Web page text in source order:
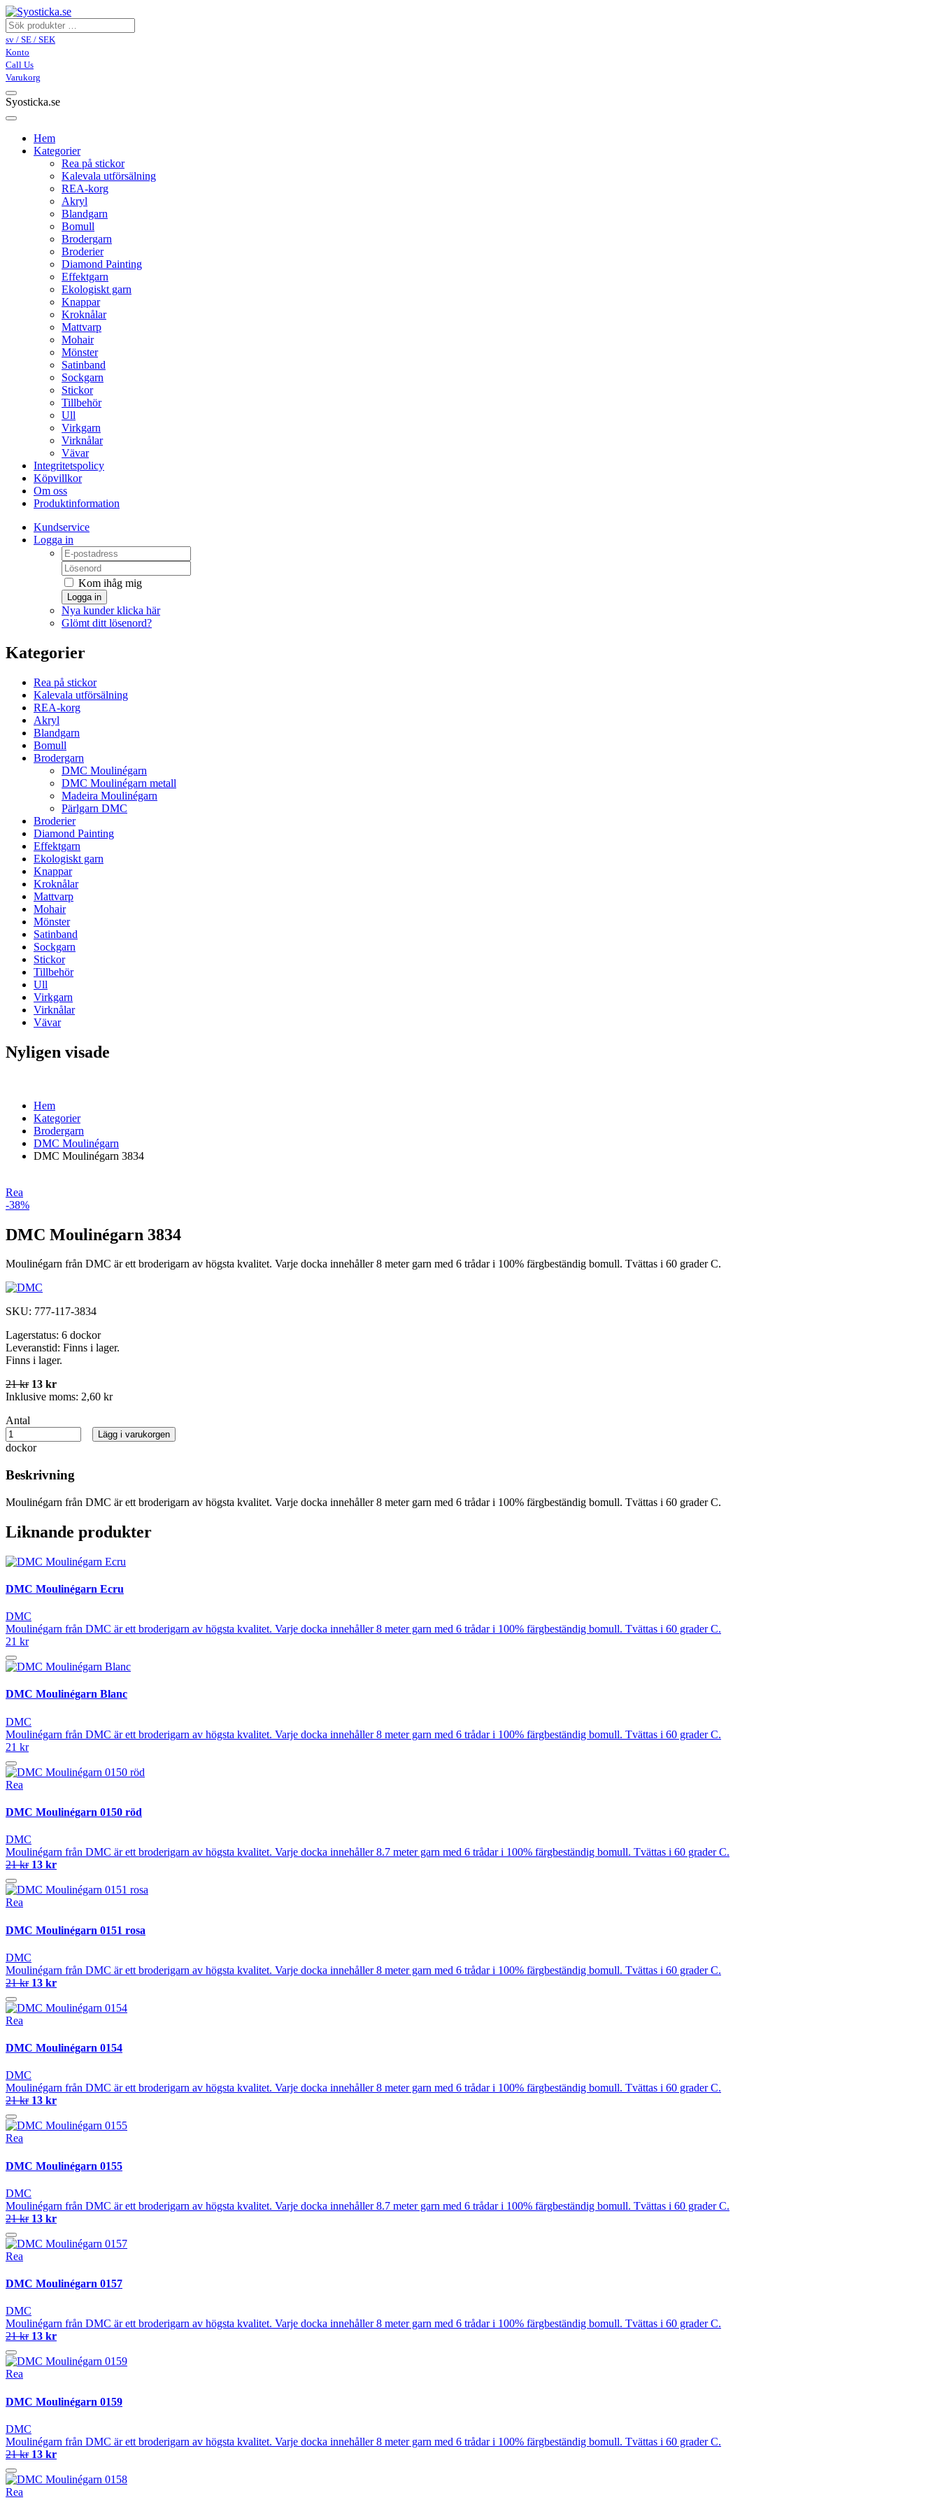
sv / SE / SEK
Konto
Call Us
Varukorg
Syosticka.se
Hem
Kategorier
Rea på stickor
Kalevala utförsälning
REA-korg
Akryl
Blandgarn
Bomull
Brodergarn
Broderier
Diamond Painting
Effektgarn
Ekologiskt garn
Knappar
Kroknålar
Mattvarp
Mohair
Mönster
Satinband
Sockgarn
Stickor
Tillbehör
Ull
Virkgarn
Virknålar
Vävar
Integritetspolicy
Köpvillkor
Om oss
Produktinformation
Kundservice
Logga in
Kom ihåg mig
Logga in
Nya kunder klicka här
Glömt ditt lösenord?
Kategorier
Rea på stickor
Kalevala utförsälning
REA-korg
Akryl
Blandgarn
Bomull
Brodergarn
DMC Moulinégarn
DMC Moulinégarn metall
Madeira Moulinégarn
Pärlgarn DMC
Broderier
Diamond Painting
Effektgarn
Ekologiskt garn
Knappar
Kroknålar
Mattvarp
Mohair
Mönster
Satinband
Sockgarn
Stickor
Tillbehör
Ull
Virkgarn
Virknålar
Vävar
Nyligen visade
Hem
Kategorier
Brodergarn
DMC Moulinégarn
DMC Moulinégarn 3834
Rea
-38%
DMC Moulinégarn 3834
Moulinégarn från DMC är ett broderigarn av högsta kvalitet. Varje docka innehåller 8 meter garn med 6 trådar i 100% färgbeständig bomull. Tvättas i 60 grader C.
SKU: 777-117-3834
Lagerstatus: 6 dockor
Leveranstid: Finns i lager.
Finns i lager.
21 kr 13 kr
Inklusive moms: 2,60 kr
Antal
dockor
Lägg i varukorgen
Beskrivning
Moulinégarn från DMC är ett broderigarn av högsta kvalitet. Varje docka innehåller 8 meter garn med 6 trådar i 100% färgbeständig bomull. Tvättas i 60 grader C.
Liknande produkter
DMC Moulinégarn Ecru
DMC
Moulinégarn från DMC är ett broderigarn av högsta kvalitet. Varje docka innehåller 8 meter garn med 6 trådar i 100% färgbeständig bomull. Tvättas i 60 grader C.
21 kr
DMC Moulinégarn Blanc
DMC
Moulinégarn från DMC är ett broderigarn av högsta kvalitet. Varje docka innehåller 8 meter garn med 6 trådar i 100% färgbeständig bomull. Tvättas i 60 grader C.
21 kr
Rea
DMC Moulinégarn 0150 röd
DMC
Moulinégarn från DMC är ett broderigarn av högsta kvalitet. Varje docka innehåller 8.7 meter garn med 6 trådar i 100% färgbeständig bomull. Tvättas i 60 grader C.
21 kr 13 kr
Rea
DMC Moulinégarn 0151 rosa
DMC
Moulinégarn från DMC är ett broderigarn av högsta kvalitet. Varje docka innehåller 8 meter garn med 6 trådar i 100% färgbeständig bomull. Tvättas i 60 grader C.
21 kr 13 kr
Rea
DMC Moulinégarn 0154
DMC
Moulinégarn från DMC är ett broderigarn av högsta kvalitet. Varje docka innehåller 8 meter garn med 6 trådar i 100% färgbeständig bomull. Tvättas i 60 grader C.
21 kr 13 kr
Rea
DMC Moulinégarn 0155
DMC
Moulinégarn från DMC är ett broderigarn av högsta kvalitet. Varje docka innehåller 8.7 meter garn med 6 trådar i 100% färgbeständig bomull. Tvättas i 60 grader C.
21 kr 13 kr
Rea
DMC Moulinégarn 0157
DMC
Moulinégarn från DMC är ett broderigarn av högsta kvalitet. Varje docka innehåller 8 meter garn med 6 trådar i 100% färgbeständig bomull. Tvättas i 60 grader C.
21 kr 13 kr
Rea
DMC Moulinégarn 0159
DMC
Moulinégarn från DMC är ett broderigarn av högsta kvalitet. Varje docka innehåller 8 meter garn med 6 trådar i 100% färgbeständig bomull. Tvättas i 60 grader C.
21 kr 13 kr
Rea